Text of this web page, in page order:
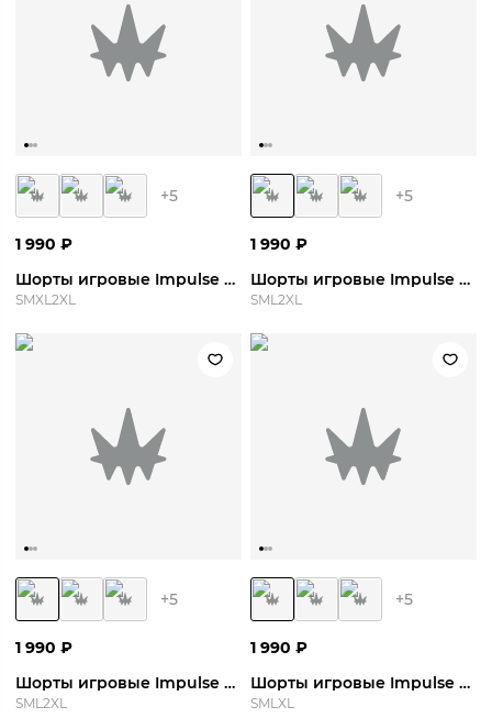
+5
1 990 ₽
Шорты игровые Impulse Short
SMXL2XL
+5
1 990 ₽
Шорты игровые Impulse Short
SML2XL
+5
1 990 ₽
Шорты игровые Impulse Short
SML2XL
+5
1 990 ₽
Шорты игровые Impulse Short
SMLXL